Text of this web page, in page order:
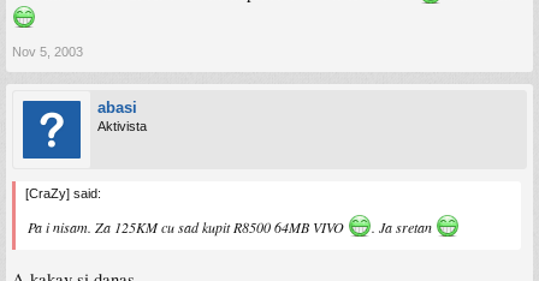
Nov 5, 2003
abasi
Aktivista
[CraZy] said:
Pa i nisam. Za 125KM cu sad kupit R8500 64MB VIVO . Ja sretan